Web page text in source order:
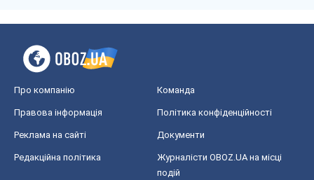
Про компанію Команда
Правова інформація Політика конфіденційності
Реклама на сайті Документи
Редакційна політика
Журналісти OBOZ.UA на місці
подій